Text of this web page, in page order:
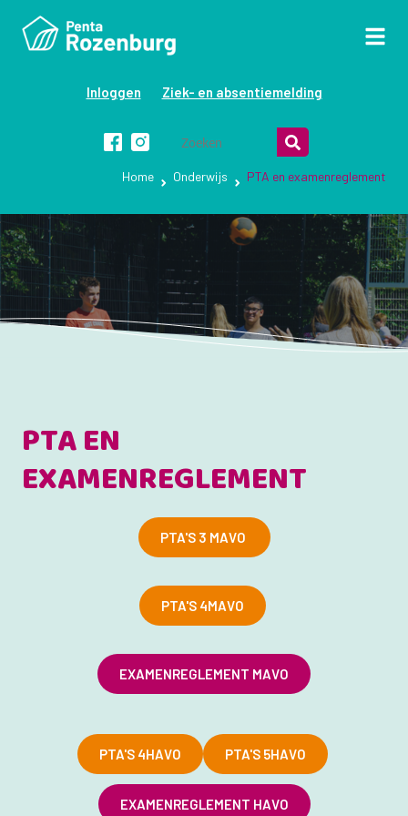
Inloggen Ziek- en absentiemelding
Home Onderwijs PTA en examenreglement
PTA EN
EXAMENREGLEMENT
PTA'S 3 MAVO
PTA'S 4MAVO
EXAMENREGLEMENT MAVO
PTA'S 4HAVO PTA'S 5HAVO
EXAMENREGLEMENT HAVO